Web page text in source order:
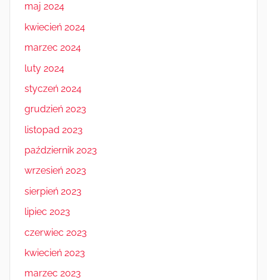
maj 2024
kwiecień 2024
marzec 2024
luty 2024
styczeń 2024
grudzień 2023
listopad 2023
październik 2023
wrzesień 2023
sierpień 2023
lipiec 2023
czerwiec 2023
kwiecień 2023
marzec 2023